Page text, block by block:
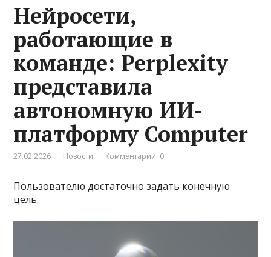
Нейросети,
работающие в
команде: Perplexity
представила
автономную ИИ-
платформу Computer
27.02.2026 Новости Комментарии: 0
Пользователю достаточно задать конечную
цель.